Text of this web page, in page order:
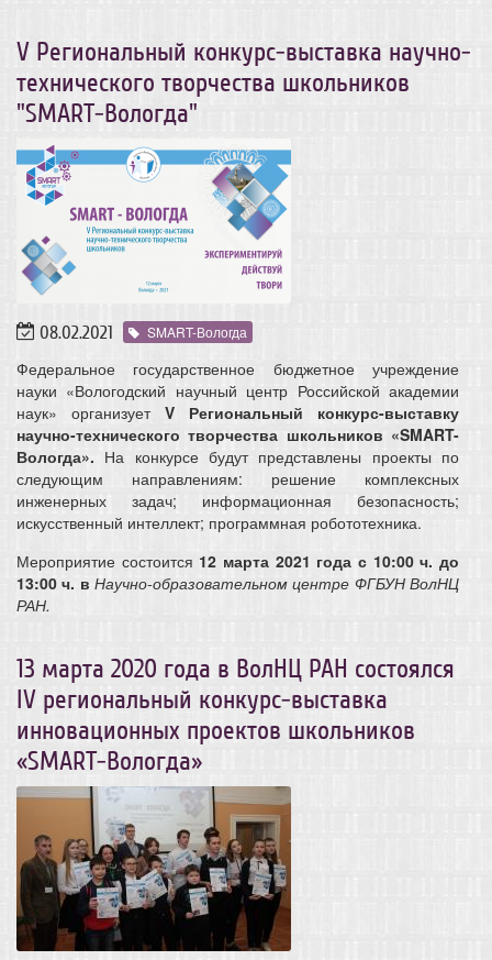
V Региональный конкурс-выставка научно-
технического творчества школьников
"SMART-Вологда"
08.02.2021 SMART-Вологда
Федеральное государственное бюджетное учреждение
науки «Вологодский научный центр Российской академии
наук» организует V
Региональный конкурс-выставку
научно-технического творчества школьников «SMART-
Вологда». На конкурсе будут представлены проекты по
следующим направлениям: решение комплексных
инженерных задач; информационная безопасность;
искусственный интеллект; программная робототехника.
Мероприятие состоится 12 марта 2021 года с 10:00 ч. до
13:00 ч. в Научно-образовательном центре ФГБУН ВолНЦ
РАН.
13 марта 2020 года в ВолНЦ РАН состоялся
IV региональный конкурс-выставка
инновационных проектов школьников
«SMART-Вологда»